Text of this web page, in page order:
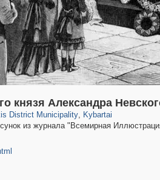
князя Александра
District Municipality
80 1
, Kybartai
40 1
из журнала "Всемирная